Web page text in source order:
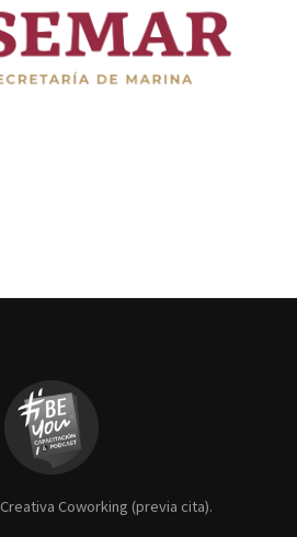
Coworking (previa cita).